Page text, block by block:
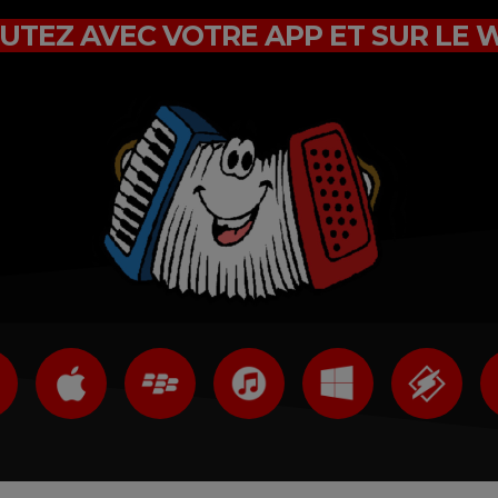
AVEC VOTRE APP ET SUR LE